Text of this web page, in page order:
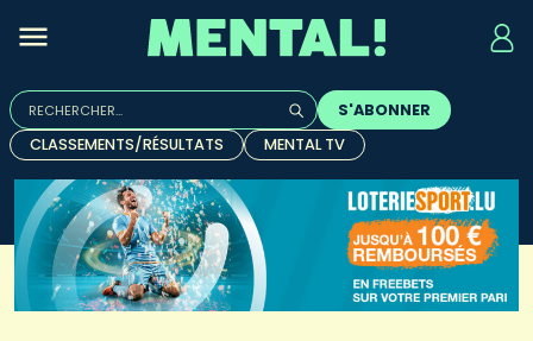
Rechercher :
Quand les résultats de l'auto-complétion sont
S'ABONNER
CLASSEMENTS/RÉSULTATS
MENTAL TV